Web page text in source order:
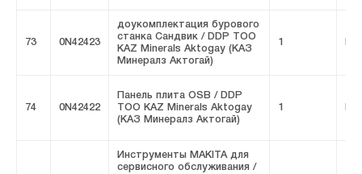
73 0N42423
доукомплектация бурового
станка Сандвик / DDP ТОО
KAZ Minerals Aktogay (КАЗ
Минералз Актогай)
1
74 0N42422
Панель плита OSB / DDP
ТОО KAZ Minerals Aktogay
(КАЗ Минералз Актогай)
1
Инструменты MAKITA для
сервисного обслуживания /